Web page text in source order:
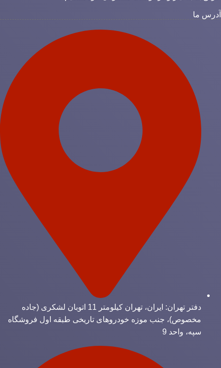
ما
دفتر تهران: ایران، تهران کیلومتر 11 اتوبان لشکری (جاده
مخصوص)، جنب موزه خودروهای تاریخی طبقه اول فروشگاه
سپه، واحد 9